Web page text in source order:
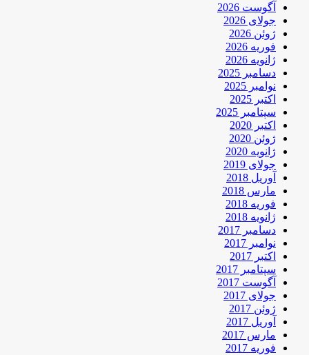
آگوست 2026
جولای 2026
ژوئن 2026
فوریه 2026
ژانویه 2026
دسامبر 2025
نوامبر 2025
اکتبر 2025
سپتامبر 2025
اکتبر 2020
ژوئن 2020
ژانویه 2020
جولای 2019
آوریل 2018
مارس 2018
فوریه 2018
ژانویه 2018
دسامبر 2017
نوامبر 2017
اکتبر 2017
سپتامبر 2017
آگوست 2017
جولای 2017
ژوئن 2017
آوریل 2017
مارس 2017
فوریه 2017